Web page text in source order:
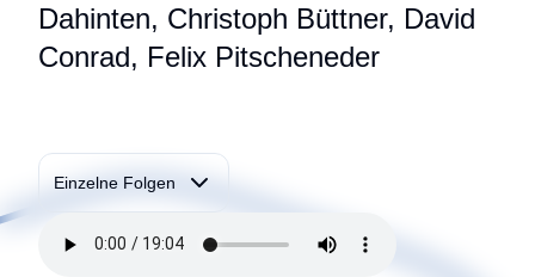
Dahinten, Christoph Büttner, David
Conrad, Felix Pitscheneder
Einzelne Folgen